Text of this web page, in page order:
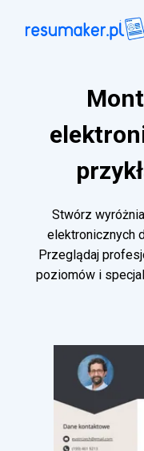
Stwórz
elektronicznych
Przeglądaj
poziomów i